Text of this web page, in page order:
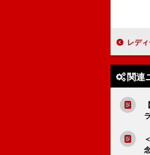
レディー
関連